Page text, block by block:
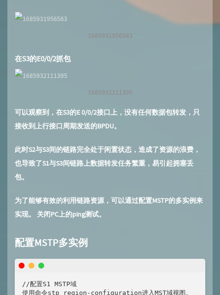
1685931956583
在S3的E0/0/2抓包
1685932111395
可以观察到，在S3的E 0/0/2接口上，没有任何数据包转发，只
接收到上行接口周期发送的BPDU。
此时S2与S3间的链路完全处于闲置状态，造成了资源的浪费，
也导致了S1与S3间链路上数据转发任务繁重，易引起拥塞丢
包。
为了能够有效的利用链路资源，可以通过配置MSTP的多实例来
实现。 关闭PC上的ping测试。
配置MSTP多实例
//配置S1 MSTP域
使用命令stp region-configuration进入MST域视图。